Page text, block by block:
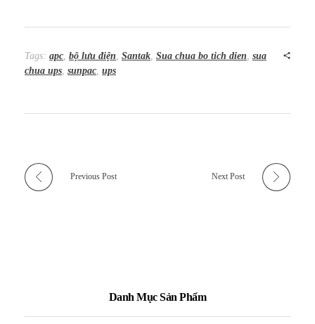
Tags: apc bộ lưu điện Santak Sua chua bo tich dien sua
chua ups sunpac ups
Previous Post Next Post
Danh Mục Sản Phẩm